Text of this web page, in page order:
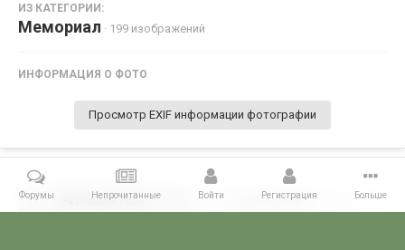
ИЗ КАТЕГОРИИ:
Мемориал · 199 изображений
ИНФОРМАЦИЯ О ФОТО
Просмотр EXIF информации фотографии
Поделиться Подписчики 0
Форумы Непрочитанные Войти Регистрация Больше